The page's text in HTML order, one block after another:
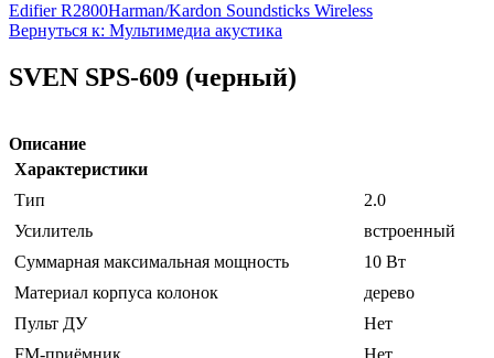
Edifier R2800Harman/Kardon Soundsticks Wireless
Вернуться к: Мультимедиа акустика
SVEN SPS-609 (черный)
Описание
Характеристики
Тип
2.0
Усилитель
встроенный
Суммарная максимальная мощность
10 Вт
Материал корпуса колонок
дерево
Пульт ДУ
Нет